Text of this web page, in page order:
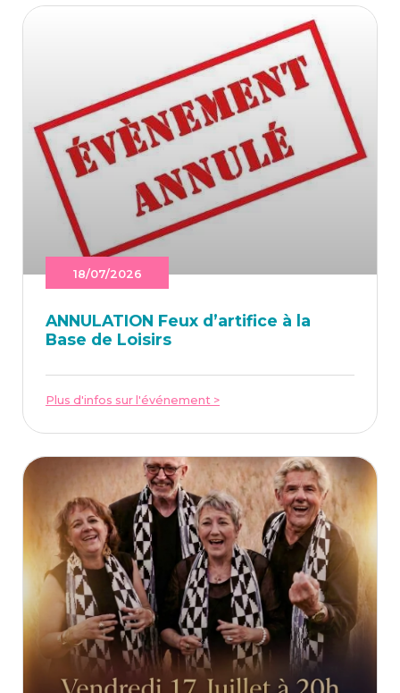
18/07/2026
ANNU­LA­TION Feux d’ar­ti­fice à la
Base de Loisirs
Plus d'infos sur l'événement >